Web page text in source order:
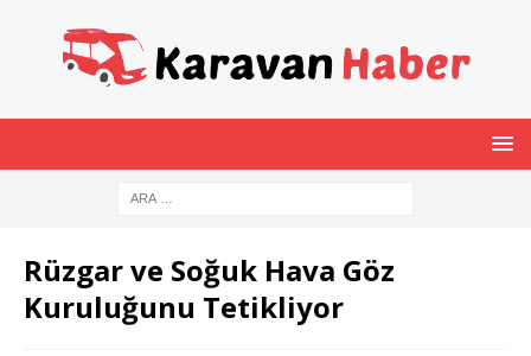
Rüzgar ve Soğuk Hava Göz
Kuruluğunu Tetikliyor